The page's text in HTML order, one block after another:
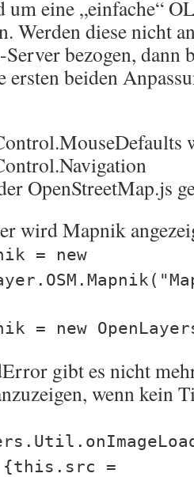
eine „einfache“
Werden diese nicht
bezogen, dann
ersten beiden
OpenStreetMap.js
wird Mapnik
= new
= new
gibt es nicht
wenn kein
=